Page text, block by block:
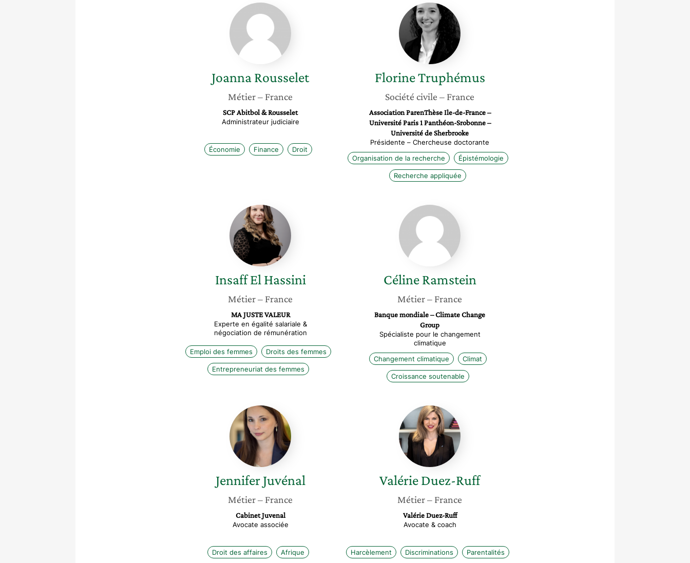
Joanna
Rousselet
JoannaRousselet
Métier– France
SCP Abitbol & Rousselet
Administrateur judiciaire
Économie Finance Droit
Florine
Truphémus
FlorineTruphémus
Société civile – France
Association ParenThèse Ile-de-France –
Université Paris 1 Panthéon-Srobonne –
Université de Sherbrooke
Présidente – Chercheuse doctorante
Organisation de la recherche
Épistémologie
Recherche appliquée
Insaff
El
Hassini
Insaff El Hassini
Métier– France
MA JUSTE VALEUR
Experte en égalité salariale &
négociation de rémunération
Emploi des femmes Droits des femmes
Entrepreneuriat des femmes
Céline
Ramstein
Céline Ramstein
Métier– France
Banque mondiale – Climate Change
Group
Spécialiste pour le changement
climatique
Changement climatique
Climat
Croissance soutenable
Jennifer
Juvénal
Jennifer Juvénal
Métier– France
Cabinet Juvenal
Avocate associée
Droit des affaires Afrique
Valérie
Duez-
Ruff
ValérieDuez-Ruff
Métier– France
Valérie Duez-Ruff
Avocate & coach
Harcèlement Discriminations Parentalités